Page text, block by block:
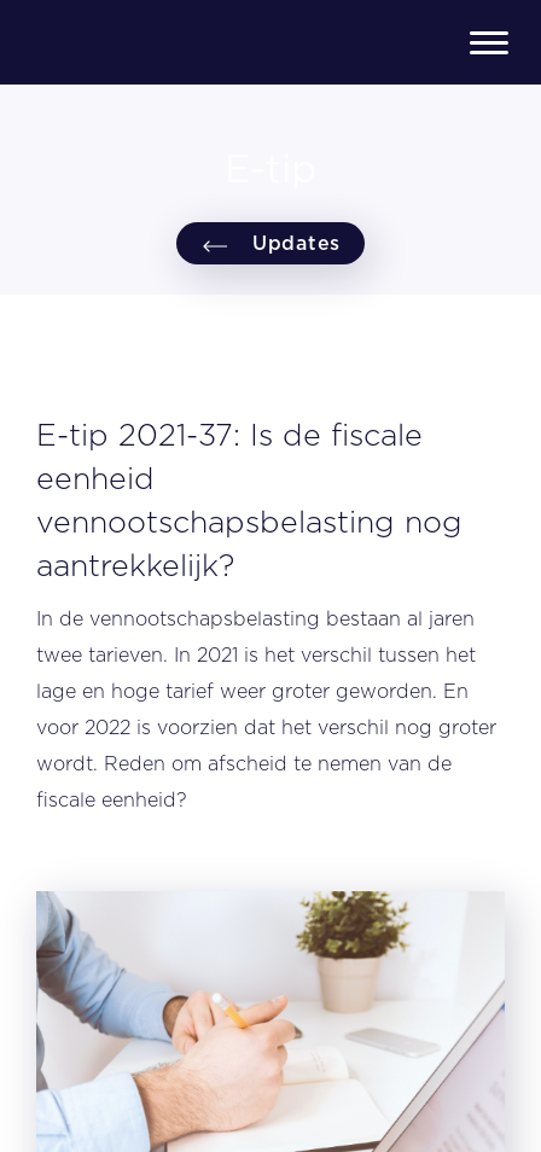
Updates
E-tip 2021-37: Is de fiscale
eenheid
vennootschapsbelasting nog
aantrekkelijk?
In de vennootschapsbelasting bestaan al jaren
twee tarieven. In 2021 is het verschil tussen het
lage en hoge tarief weer groter geworden. En
voor 2022 is voorzien dat het verschil nog groter
wordt. Reden om afscheid te nemen van de
fiscale eenheid?